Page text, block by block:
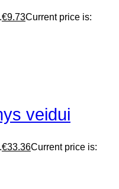
€9.73Current price is:
veidui
€33.36Current price is: